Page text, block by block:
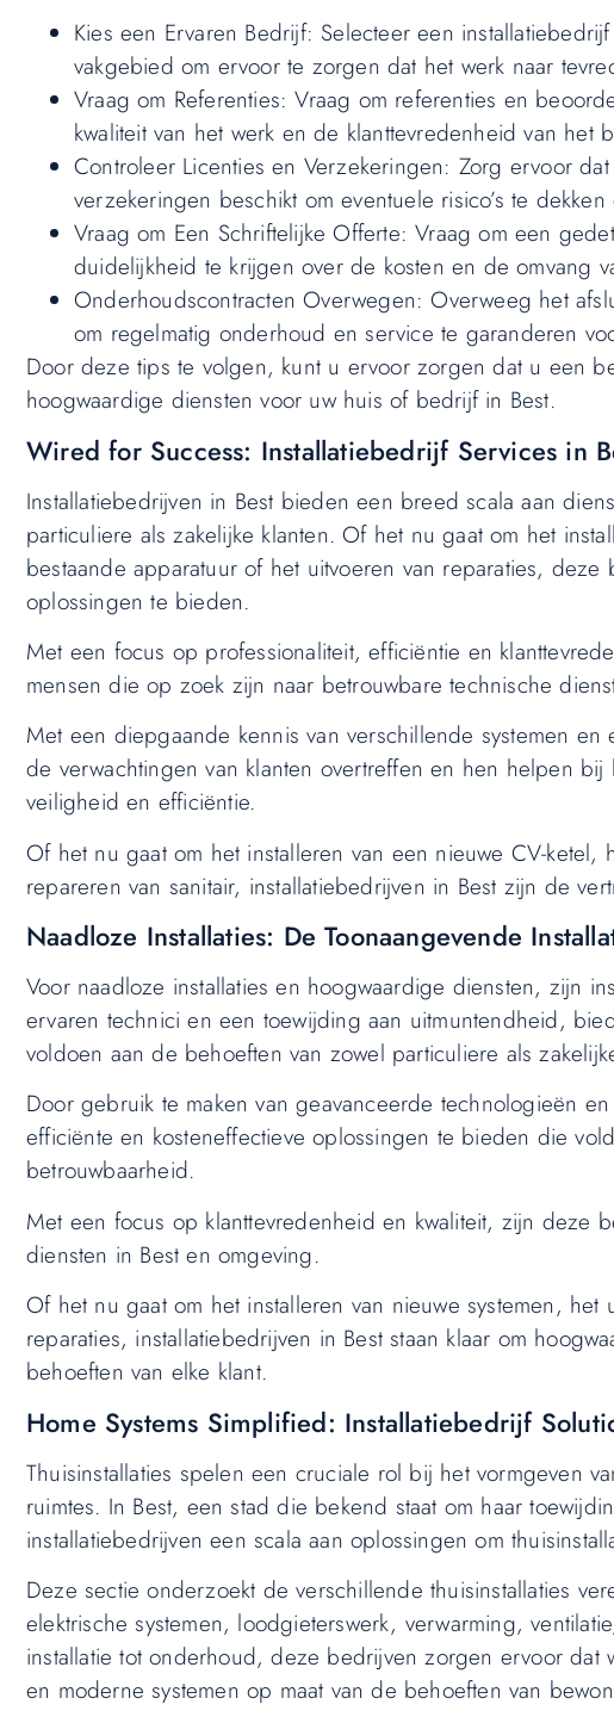
Kies een Ervaren Bedrijf: Selecteer een
vakgebied om ervoor te zorgen dat het werk naar
Vraag om Referenties: Vraag om referenties en
kwaliteit van het werk en de klanttevredenheid van het
Controleer Licenties en Verzekeringen: Zorg ervoor
verzekeringen beschikt om eventuele risico’s te
Vraag om Een Schriftelijke Offerte: Vraag om een
duidelijkheid te krijgen over de kosten en de omvang
Onderhoudscontracten Overwegen: Overweeg het
om regelmatig onderhoud en service te garanderen
Door deze tips te volgen, kunt u ervoor zorgen dat u een
hoogwaardige diensten voor uw huis of bedrijf in Best.
Wired for Success: Installatiebedrijf Services in
Installatiebedrijven in Best bieden een breed scala aan
particuliere als zakelijke klanten. Of het nu gaat om het
bestaande apparatuur of het uitvoeren van reparaties,
oplossingen te bieden.
Met een focus op professionaliteit, efficiëntie en
mensen die op zoek zijn naar betrouwbare technische
Met een diepgaande kennis van verschillende systemen
de verwachtingen van klanten overtreffen en hen helpen
veiligheid en efficiëntie.
Of het nu gaat om het installeren van een nieuwe CV-
repareren van sanitair, installatiebedrijven in Best zijn de
Naadloze Installaties: De Toonaangevende
Voor naadloze installaties en hoogwaardige diensten, zijn
ervaren technici en een toewijding aan uitmuntendheid,
voldoen aan de behoeften van zowel particuliere als
Door gebruik te maken van geavanceerde technologieën
efficiënte en kosteneffectieve oplossingen te bieden die
betrouwbaarheid.
Met een focus op klanttevredenheid en kwaliteit, zijn deze
diensten in Best en omgeving.
Of het nu gaat om het installeren van nieuwe systemen,
reparaties, installatiebedrijven in Best staan klaar om
behoeften van elke klant.
Home Systems Simplified: Installatiebedrijf
Thuisinstallaties spelen een cruciale rol bij het vormgeven
ruimtes. In Best, een stad die bekend staat om haar
installatiebedrijven een scala aan oplossingen om
Deze sectie onderzoekt de verschillende thuisinstallaties
elektrische systemen, loodgieterswerk, verwarming,
installatie tot onderhoud, deze bedrijven zorgen ervoor
en moderne systemen op maat van de behoeften van